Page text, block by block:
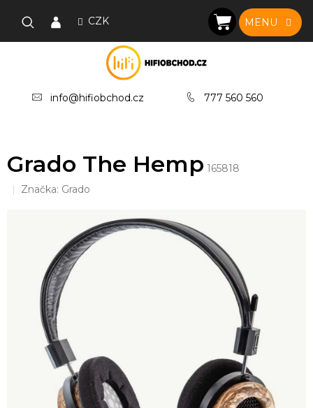
CZK
info@hifiobchod.cz 777 560 560
NÁKUPNÍ
KOŠÍK
Grado The Hemp 165818
Značka: Grado